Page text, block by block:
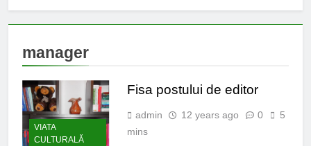
manager
VIATA
CULTURALĂ
Fisa postului de editor
admin 12 years ago 0
5
mins